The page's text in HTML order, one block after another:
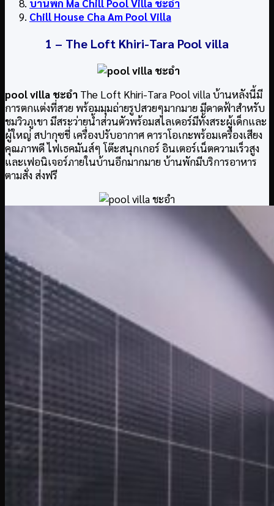
บ้านพัก Ma Chill Pool Villa ชะอำ
Chill House Cha Am Pool Villa
1 – The Loft Khiri-Tara Pool villa
pool villa ชะอำ The Loft Khiri-Tara Pool villa บ้านหลังนี้มี
การตกแต่งที่สวย พร้อมมุมถ่ายรูปสวยๆมากมาย มีดาดฟ้าสำหรับ
ชมวิวภูเขา มีสระว่ายน้ำส่วนตัวพร้อมสไลเดอร์มีทั้งสระผู้เด็กและ
ผู้ใหญ่ สปากุซชี่ เครื่องปรับอากาศ คาราโอเกะพร้อมเครื่องเสียง
คุณภาพดี ไฟเธคมันส์ๆ โต๊ะสนุกเกอร์ อินเตอร์เน็ตความเร็วสูง
และเฟอนิเจอร์ภายในบ้านอีกมากมาย บ้านพักมีบริการอาหาร
ตามสั่ง ส่งฟรี